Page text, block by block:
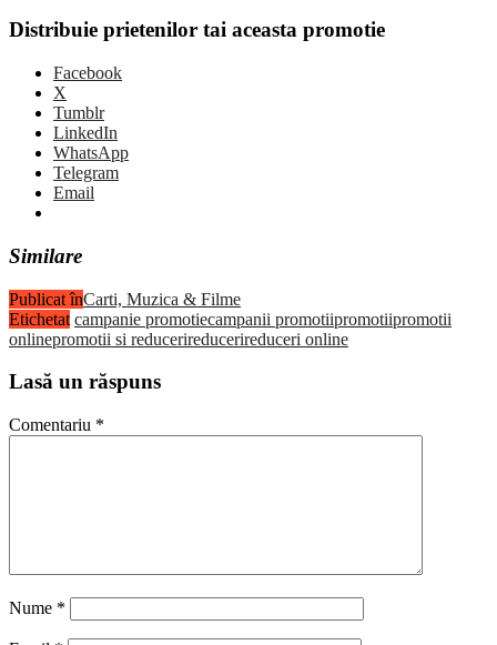
Distribuie prietenilor tai aceasta promotie
Facebook
X
Tumblr
LinkedIn
WhatsApp
Telegram
Email
Similare
Publicat înCarti, Muzica & Filme
Etichetat campanie promotiecampanii promotiipromotiipromotii
onlinepromotii si reducerireducerireduceri online
Lasă un răspuns
Comentariu *
Nume *